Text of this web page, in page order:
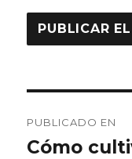
de
PUBLICADO EN
Cómo